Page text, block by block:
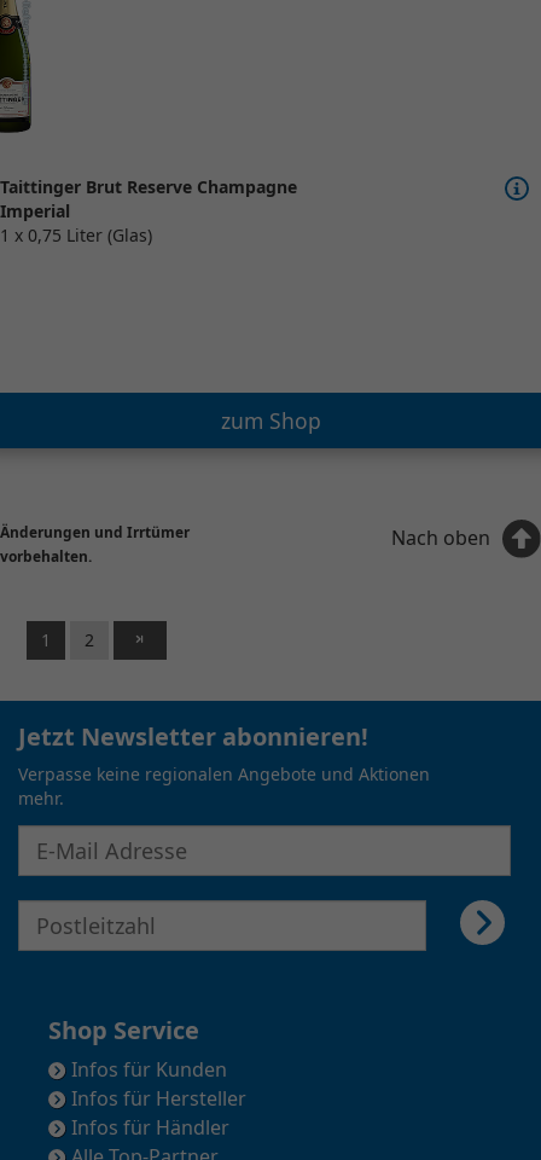
Taittinger Brut Reserve Champagne
Imperial
1 x 0,75 Liter (Glas)
zum Shop
Änderungen und Irrtümer
vorbehalten.
Nach oben
1 2
Jetzt Newsletter abonnieren!
Verpasse keine regionalen Angebote und Aktionen
mehr.
Shop Service
Infos für Kunden
Infos für Hersteller
Infos für Händler